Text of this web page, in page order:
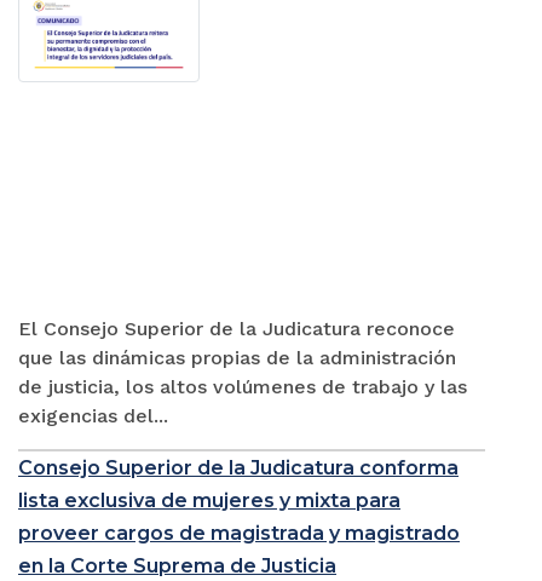
El Consejo Superior de la Judicatura reconoce
que las dinámicas propias de la administración
de justicia, los altos volúmenes de trabajo y las
exigencias del...
Consejo Superior de la Judicatura conforma
lista exclusiva de mujeres y mixta para
proveer cargos de magistrada y magistrado
en la Corte Suprema de Justicia